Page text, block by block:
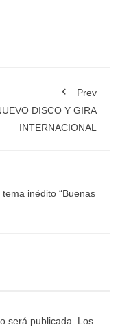
Prev
DISCO Y GIRA
INTERNACIONAL
inédito “Buenas
será publicada.
Los